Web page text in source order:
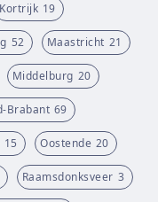
Kortrijk 19
52 Maastricht 21
Middelburg 20
Brabant 69
15 Oostende 20
Raamsdonksveer 3